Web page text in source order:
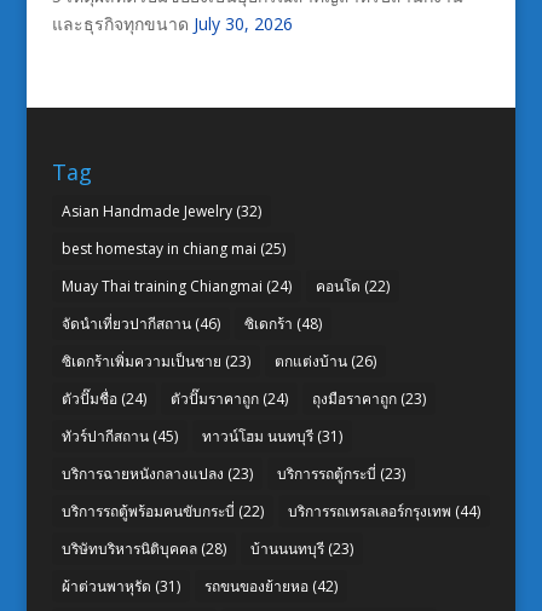
และธุรกิจทุกขนาด July 30, 2026
Tag
Asian Handmade Jewelry(32)
best homestay in chiang mai (25)
Muay Thai training Chiangmai (24) คอนโด (22)
จัดนำเที่ยวปากีสถาน(46) ซิเดกร้า (48)
ซิเดกร้าเพิ่มความเป็นชาย (23) ตกแต่งบ้าน(26)
ตัวปั๊มชื่อ(24) ตัวปั๊มราคาถูก(24) ถุงมือราคาถูก(23)
ทัวร์ปากีสถาน(45) ทาวน์โฮม นนทบุรี(31)
บริการฉายหนังกลางแปลง (23) บริการรถตู้กระบี่ (23)
บริการรถตู้พร้อมคนขับกระบี่ (22) บริการรถเทรลเลอร์กรุงเทพ (44)
บริษัทบริหารนิติบุคคล(28) บ้านนนทบุรี(23)
ผ้าต่วนพาหุรัด (31) รถขนของย้ายหอ(42)